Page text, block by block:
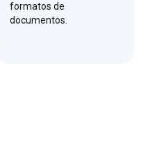
formatos de
documentos.